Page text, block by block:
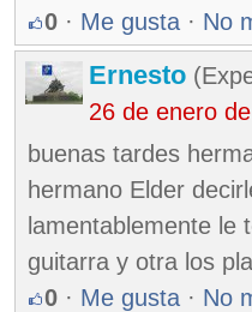
0 · Me gusta · No
Ernesto
26 de enero
buenas tardes
hermano Elder
lamentablemente le
guitarra y otra los
0 · Me gusta · No